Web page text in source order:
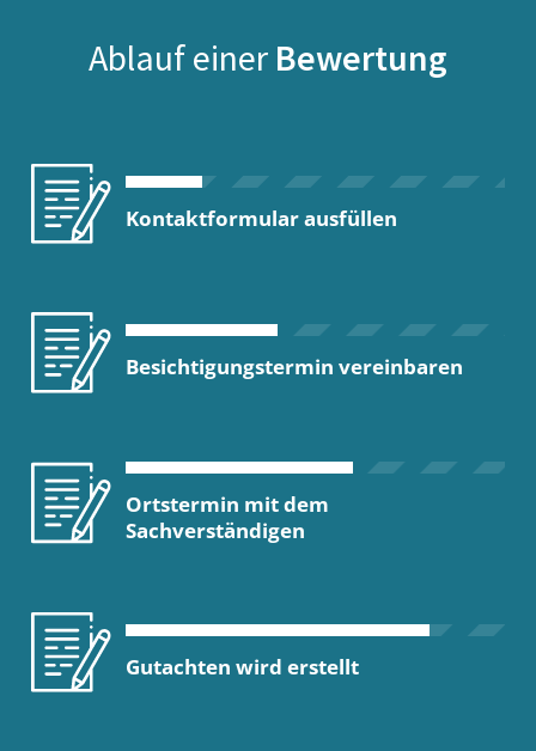
Ablauf einer Bewertung
Kontaktformular ausfüllen
Besichtigungstermin vereinbaren
Ortstermin mit dem
Sachverständigen
Gutachten wird erstellt